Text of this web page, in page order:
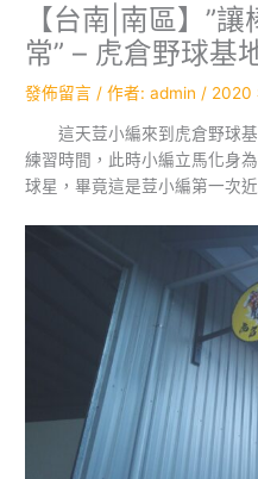
【台南|南區】”
常” – 虎倉野球基
發佈留言 / 作者:admin / 2020
這天荳小編來到虎倉野球基
練習時間，此時小編立馬化身
球星，畢竟這是荳小編第一次